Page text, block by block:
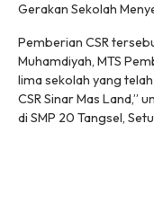
Gerakan Sekolah
Pemberian CSR
Muhamdiyah, MTS
lima sekolah yang
CSR Sinar Mas Land,”
di SMP 20 Tangsel,